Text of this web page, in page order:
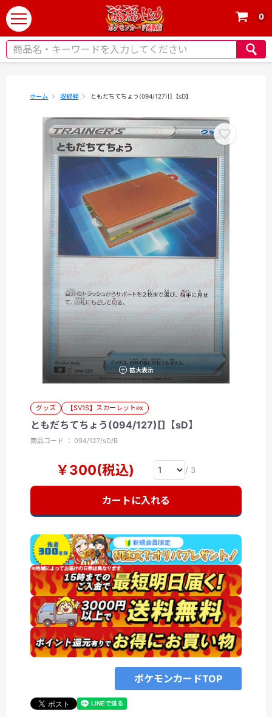
t
o
g
0
ホーム 収録弾 ともだちてちょう(094/127)[]【sD】
拡大表示
グッズ 【SV1S】スカーレットex
ともだちてちょう(094/127)[]【sD】
商品コード ： 094/127/sD/B
￥300(税込) / 3
カートに入れる
ポケモンカードTOP